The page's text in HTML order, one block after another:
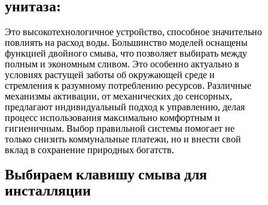
унитаза:
Это высокотехнологичное устройство, способное значительно
повлиять на расход воды. Большинство моделей оснащены
функцией двойного смыва, что позволяет выбирать между
полным и экономным сливом. Это особенно актуально в
условиях растущей заботы об окружающей среде и
стремления к разумному потреблению ресурсов. Различные
механизмы активации, от механических до сенсорных,
предлагают индивидуальный подход к управлению, делая
процесс использования максимально комфортным и
гигиеничным. Выбор правильной системы помогает не
только снизить коммунальные платежи, но и внести свой
вклад в сохранение природных богатств.
Выбираем клавишу смыва для
инсталляции